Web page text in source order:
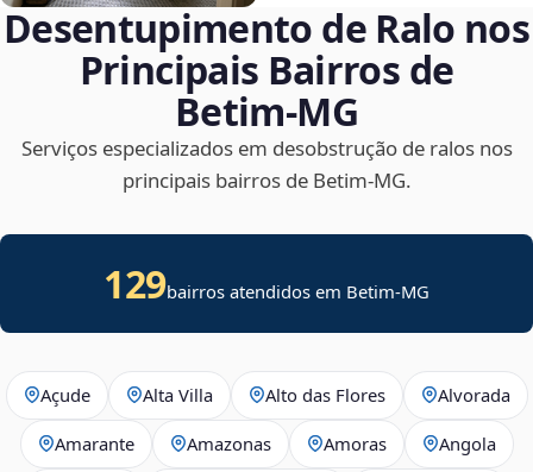
Desentupimento de Ralo nos
Principais Bairros de
Betim‑MG
Serviços especializados em desobstrução de ralos nos
principais bairros de Betim‑MG.
129bairros atendidos em Betim-MG
Açude Alta Villa Alto das Flores Alvorada
Amarante Amazonas Amoras Angola